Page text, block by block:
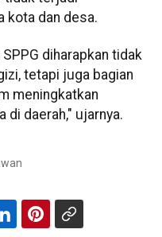
kota dan desa.
diharapkan tidak
tetapi juga bagian
meningkatkan
di daerah," ujarnya.